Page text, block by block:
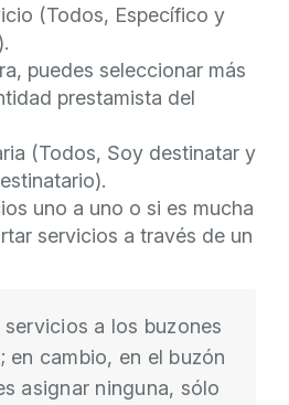
(Todos, Específico y
puedes seleccionar más
prestamista del
(Todos, Soy destinatar y
uno a uno o si es mucha
servicios a través de un
a los buzones
en cambio, en el buzón
asignar ninguna, sólo